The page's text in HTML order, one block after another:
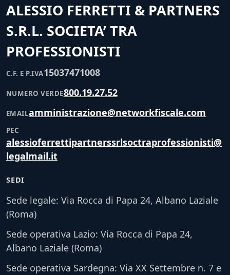
ALESSIO FERRETTI & PARTNERS
S.R.L. SOCIETA’ TRA
PROFESSIONISTI
C.F. E P.IVA15037471008
NUMERO VERDE800.19.27.52
EMAILamministrazione@networkfiscale.com
PEC
alessioferrettipartnerssrlsoctraprofessionisti@
legalmail.it
SEDI
Sede legale: Via Rocca di Papa 24, Albano Laziale
(Roma)
Sede operativa Lazio: Via Rocca di Papa 24,
Albano Laziale (Roma)
Sede operativa Sardegna: Via XX Settembre n. 7 e